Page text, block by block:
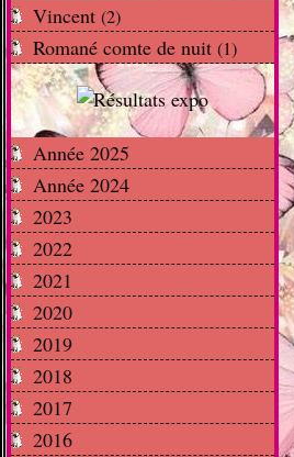
Vincent (2)
Romané comte de nuit (1)
Année 2025
Année 2024
2023
2022
2021
2020
2019
2018
2017
2016